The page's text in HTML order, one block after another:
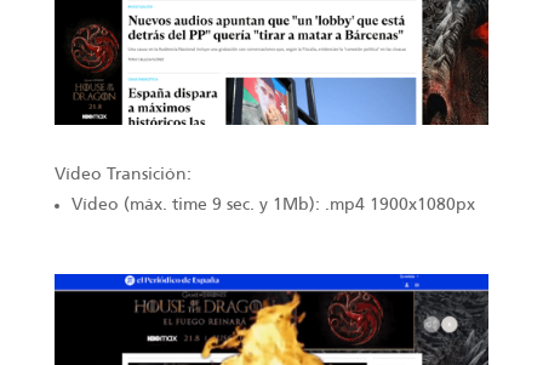
Vídeo Transición:
Vídeo (máx. time 9 sec. y 1Mb): .mp4 1900x1080px